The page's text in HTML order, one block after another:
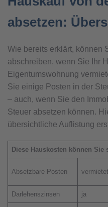
absetzen:
Wie bereits erklärt, können
abschreiben, wenn Sie Ihr
Eigentumswohnung
Sie einige Posten in der
– auch, wenn Sie den
Steuer absetzen können.
übersichtliche Auflistung
Diese Hauskosten können Sie
Absetzbare Posten
Darlehenszinsen ja